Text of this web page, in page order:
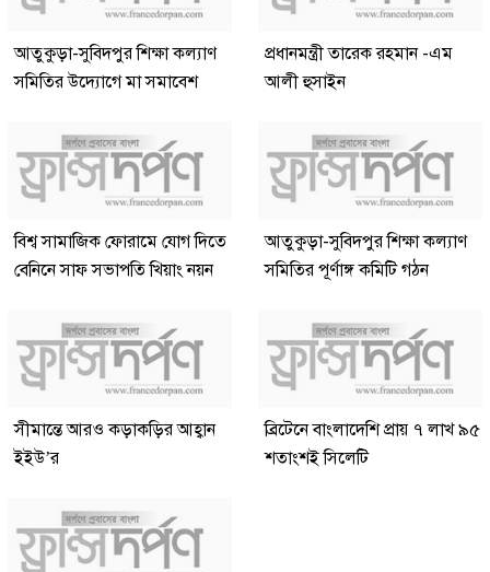
আতুকুড়া-সুবিদপুর শিক্ষা কল্যাণ
সমিতির উদ্যোগে মা সমাবেশ
প্রধানমন্ত্রী তারেক রহমান -এম
আলী হুসাইন
বিশ্ব সামাজিক ফোরামে যোগ দিতে
বেনিনে সাফ সভাপতি খিয়াং নয়ন
আতুকুড়া-সুবিদপুর শিক্ষা কল্যাণ
সমিতির পূর্ণাঙ্গ কমিটি গঠন
সীমান্তে আরও কড়াকড়ির আহ্বান
ইইউ’র
ব্রিটেনে বাংলাদেশি প্রায় ৭ লাখ ৯৫
শতাংশই সিলেটি